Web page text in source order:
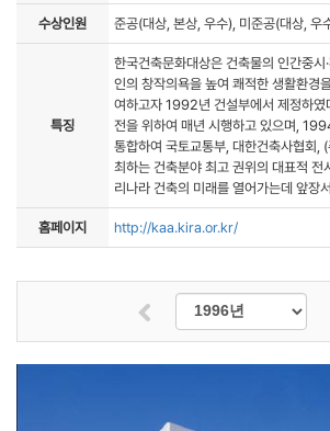
수상인원 준공(대상, 본상, 우수), 미준공(대상, 우
특징
한국건축문화대상은 건축물의 인간중시
인의 창작의욕을 높여 쾌적한 생활환경
여하고자 1992년 건설부에서 제정하였
전을 위하여 매년 시행하고 있으며, 1994
통합하여 국토교통부, 대한건축사협회,
최하는 건축분야 최고 권위의 대표적 전
리나라 건축의 미래를 열어가는데 앞장
홈페이지 http://kaa.kira.or.kr/